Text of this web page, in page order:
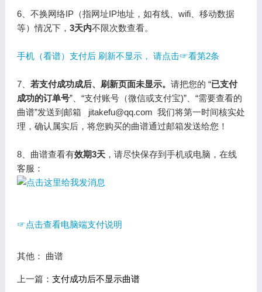
6、不换网络IP（指网址IP地址，如有线、wifi、移动数据
等）情况下， 3天内不限次数查看。
手机（看谱）支付后 刷新不显示， 请点击☞看第2条
7、 若支付成功成后、刷新页面未显示。 请把您的 “已支付
成功的订单号”、“支付账号（微信或支付宝)”、“需要查看的
曲谱”发送到邮箱 jitakefu@qq.com 我们将第一时间核实处
理，确认属实后，将您购买的曲谱通过邮箱发送给您！
8、曲谱查看有效期3天，请尽快保存到手机或电脑，在线
客服：
☞点击查看电脑端支付说明
其他： 曲谱
上一篇： 支付成功后不显示曲谱